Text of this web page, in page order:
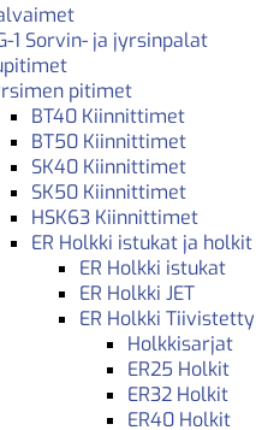
1 Sorvin- ja jyrsinpalat
pitimet
BT40 Kiinnittimet
BT50 Kiinnittimet
SK40 Kiinnittimet
SK50 Kiinnittimet
HSK63 Kiinnittimet
ER Holkki istukat ja holkit
ER Holkki istukat
ER Holkki JET
ER Holkki Tiivistetty
Holkkisarjat
ER25 Holkit
ER32 Holkit
ER40 Holkit